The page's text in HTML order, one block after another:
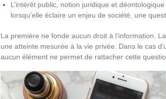
L’intérêt public, notion juridique et
lorsqu’elle éclaire un enjeu de société, une
La première ne fonde aucun droit à l’information.
une atteinte mesurée à la vie privée. Dans le cas
aucun élément ne permet de rattacher cette